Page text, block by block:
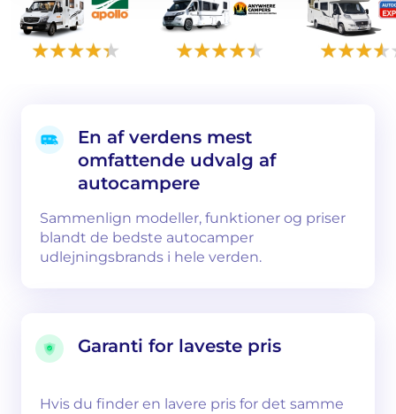
En af verdens mest
omfattende udvalg af
autocampere
Sammenlign modeller, funktioner og priser
blandt de bedste autocamper
udlejningsbrands i hele verden.
Garanti for laveste pris
Hvis du finder en lavere pris for det samme